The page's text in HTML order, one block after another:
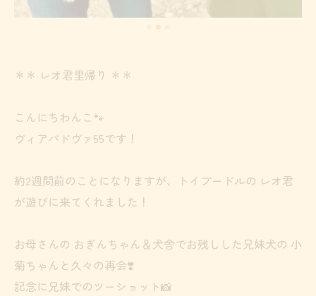
＊＊ レオ君里帰り ＊＊
こんにちわんこ🐾
ヴィアパドヴァ55です！
約2週間前のことになりますが、トイプードルの レオ君
が遊びに来てくれました！
お母さんの おぎんちゃん＆犬舎でお残しした兄妹犬の 小
菊ちゃんと久々の再会❣️
記念に兄妹でのツーショット📸